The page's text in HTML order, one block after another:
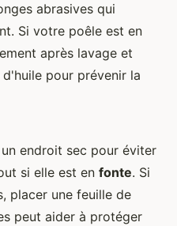
abrasives qui
Si votre poêle est en
après lavage et
pour prévenir la
endroit sec pour éviter
si elle est en fonte. Si
placer une feuille de
peut aider à protéger